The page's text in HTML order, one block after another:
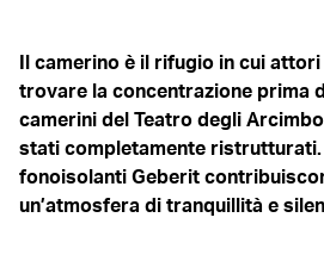
Il camerino è il rifugio in cui
trovare la concentrazione prima
camerini del Teatro degli
stati completamente
fonoisolanti Geberit
un’atmosfera di tranquillità e